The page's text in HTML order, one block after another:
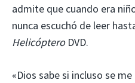
admite que cuando era
nunca escuchó de leer
Helicóptero DVD.
«Dios sabe si incluso se